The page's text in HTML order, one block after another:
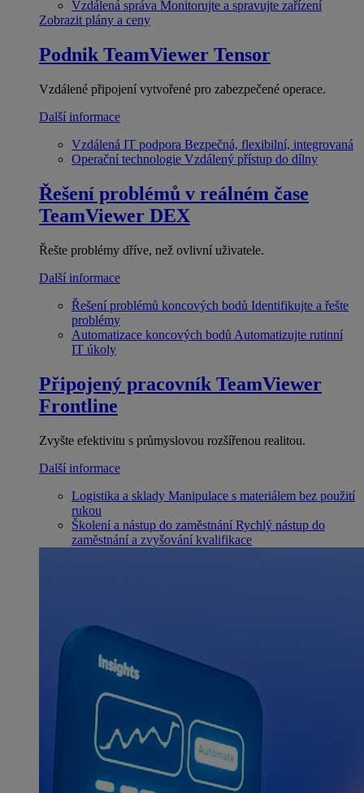
Vzdálená správa Monitorujte a spravujte zařízení
Zobrazit plány a ceny
Podnik TeamViewer Tensor
Vzdálené připojení vytvořené pro zabezpečené operace.
Další informace
Vzdálená IT podpora Bezpečná, flexibilní, integrovaná
Operační technologie Vzdálený přístup do dílny
Řešení problémů v reálném čase
TeamViewer DEX
Řešte problémy dříve, než ovlivní uživatele.
Další informace
Řešení problémů koncových bodů Identifikujte a řešte
problémy
Automatizace koncových bodů Automatizujte rutinní
IT úkoly
Připojený pracovník TeamViewer
Frontline
Zvyšte efektivitu s průmyslovou rozšířenou realitou.
Další informace
Logistika a sklady Manipulace s materiálem bez použití
rukou
Školení a nástup do zaměstnání Rychlý nástup do
zaměstnání a zvyšování kvalifikace